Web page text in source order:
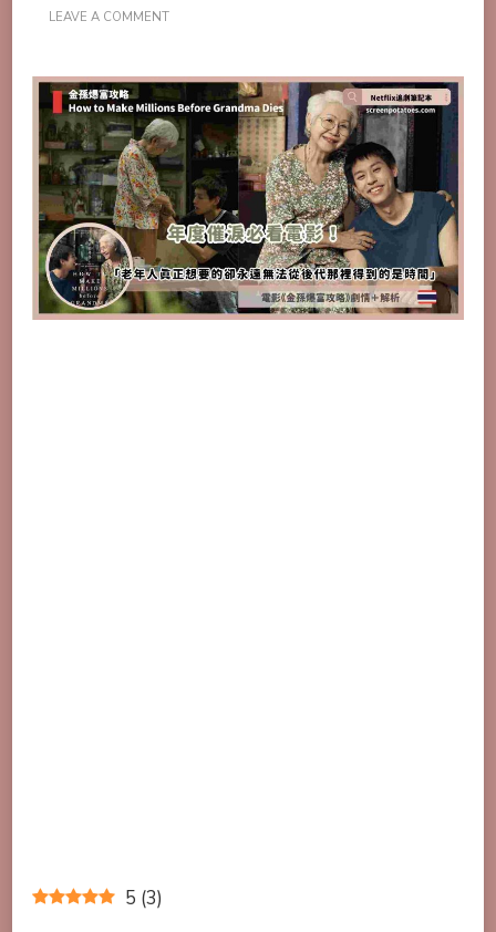
LEAVE A COMMENTON
《金
孫
爆
富
攻
略》
評
論
+劇
情
+7
解
析
+結
5 (3)